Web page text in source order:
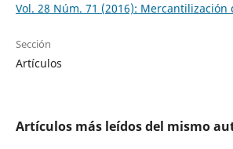
Vol. 28 Núm. 71 (2016): Mercantilización
Sección
Artículos
Artículos más leídos del mismo